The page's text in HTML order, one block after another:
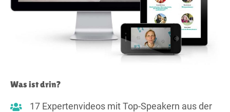
Was ist drin?
17 Expertenvideos mit Top-Speakern aus der